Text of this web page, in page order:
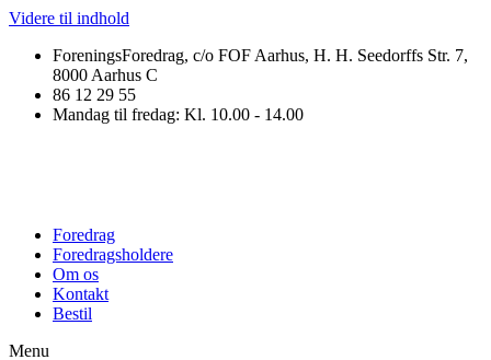
Videre til indhold
ForeningsForedrag, c/o FOF Aarhus, H. H. Seedorffs Str. 7,
8000 Aarhus C
86 12 29 55
Mandag til fredag: Kl. 10.00 - 14.00
Foredrag
Foredragsholdere
Om os
Kontakt
Bestil
Menu